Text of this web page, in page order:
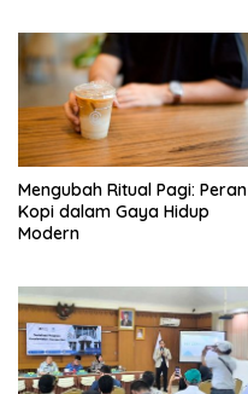
Mengubah Ritual Pagi: Peran
Kopi dalam Gaya Hidup
Modern